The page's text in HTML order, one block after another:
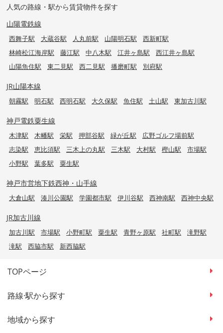
人気の路線・駅から賃貸物件を探す
山陽電鉄線
西舞子駅 大蔵谷駅 人丸前駅 山陽明石駅
西新町駅
林崎松江海岸駅
藤江駅 中八木駅 江井ヶ島駅
西江井ヶ島駅
山陽魚住駅
東二見駅 西二見駅 播磨町駅 別府駅
JR山陽本線
朝霧駅 明石駅 西明石駅 大久保駅 魚住駅 土山駅 東加古川駅
神戸電鉄粟生線
木津駅 木幡駅 栄駅 押部谷駅 緑が丘駅
広野ゴルフ場前駅
志染駅
恵比須駅 三木上の丸駅 三木駅 大村駅 樫山駅
市場駅
小野駅
葉多駅 粟生駅
神戸市営地下鉄西神・山手線
大倉山駅 湊川公園駅 学園都市駅 伊川谷駅 西神南駅 西神中央駅
JR加古川線
加古川駅 市場駅 小野町駅 粟生駅 青野ヶ原駅 社町駅
滝野駅
滝駅
西脇市駅 新西脇駅
TOPページ
路線·駅から探す
地域から探す